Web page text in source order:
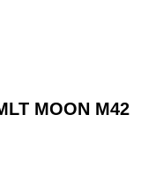
MOON M42